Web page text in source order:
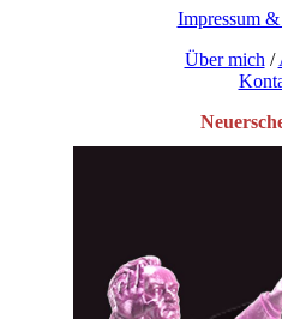
Impressum
Über mich /